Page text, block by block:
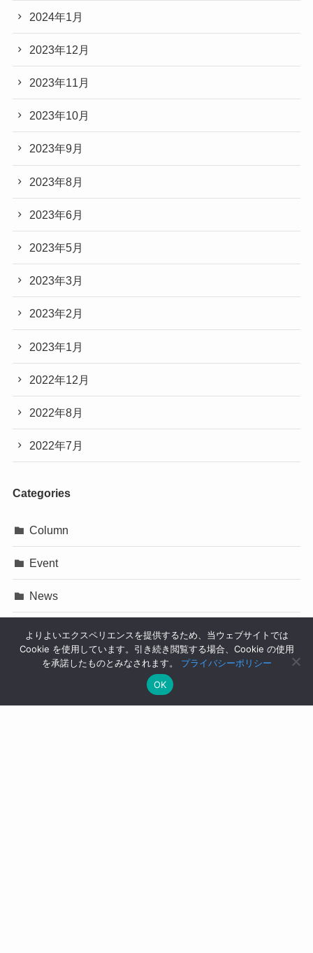
2024年1月
2023年12月
2023年11月
2023年10月
2023年9月
2023年8月
2023年6月
2023年5月
2023年3月
2023年2月
2023年1月
2022年12月
2022年8月
2022年7月
Categories
Column
Event
News
Press Release
イベント
よりよいエクスペリエンスを提供するため、当ウェブサイトでは
Cookie を使用しています。引き続き閲覧する場合、Cookie の使用
を承諾したものとみなされます。 プライバシーポリシー
OK